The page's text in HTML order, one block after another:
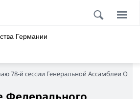
Германии
78-й сессии Генеральной Ассамблеи ООН
Федерального